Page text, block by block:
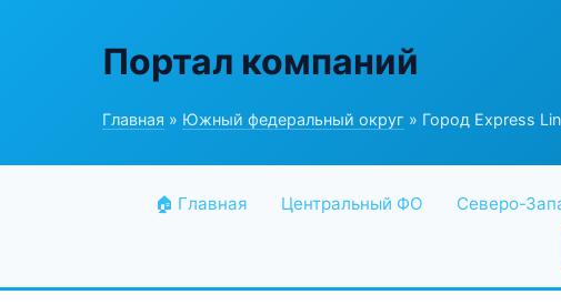
Портал компаний
Главная » Южный федеральный округ » Город Express
🏠 Главная Центральный ФО Северо-